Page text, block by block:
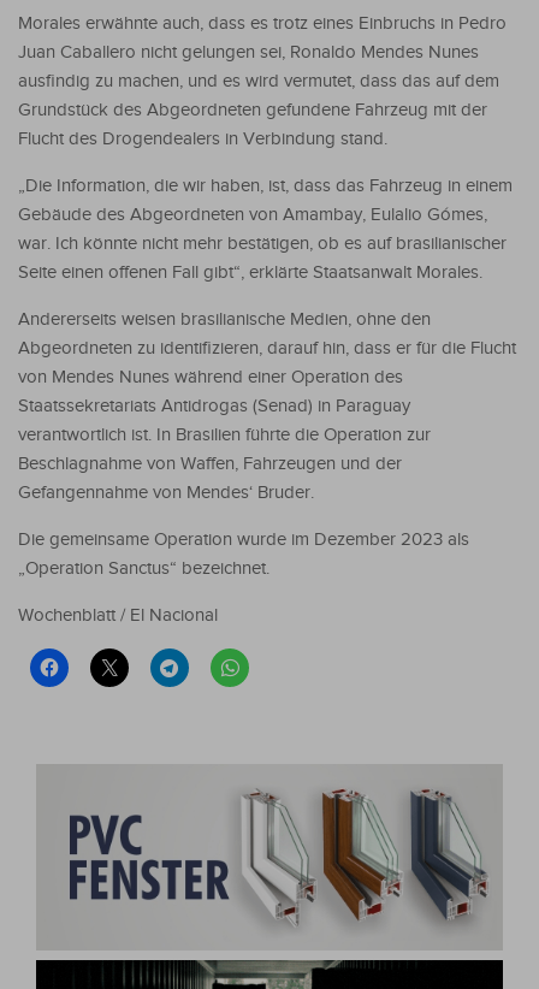
Morales erwähnte auch, dass es trotz eines Einbruchs in Pedro
Juan Caballero nicht gelungen sei, Ronaldo Mendes Nunes
ausfindig zu machen, und es wird vermutet, dass das auf dem
Grundstück des Abgeordneten gefundene Fahrzeug mit der
Flucht des Drogendealers in Verbindung stand.
„Die Information, die wir haben, ist, dass das Fahrzeug in einem
Gebäude des Abgeordneten von Amambay, Eulalio Gómes,
war. Ich könnte nicht mehr bestätigen, ob es auf brasilianischer
Seite einen offenen Fall gibt“, erklärte Staatsanwalt Morales.
Andererseits weisen brasilianische Medien, ohne den
Abgeordneten zu identifizieren, darauf hin, dass er für die Flucht
von Mendes Nunes während einer Operation des
Staatssekretariats Antidrogas (Senad) in Paraguay
verantwortlich ist. In Brasilien führte die Operation zur
Beschlagnahme von Waffen, Fahrzeugen und der
Gefangennahme von Mendes‘ Bruder.
Die gemeinsame Operation wurde im Dezember 2023 als
„Operation Sanctus“ bezeichnet.
Wochenblatt / El Nacional